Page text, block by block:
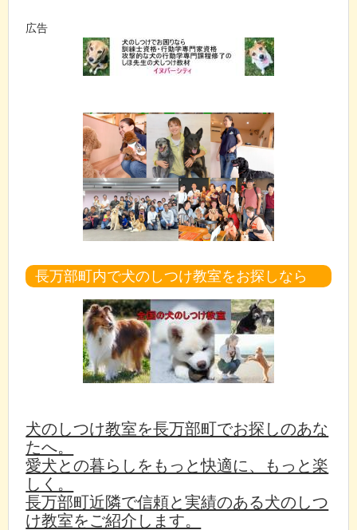
広告
長万部町内で犬のしつけ教室をお探しなら
犬のしつけ教室を長万部町でお探しのあな
たへ。
愛犬との暮らしをもっと快適に、もっと楽
しく。
長万部町近隣で信頼と実績のある犬のしつ
け教室をご紹介します。